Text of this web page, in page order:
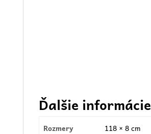
Ďalšie informácie
Rozmery 118 × 8 cm